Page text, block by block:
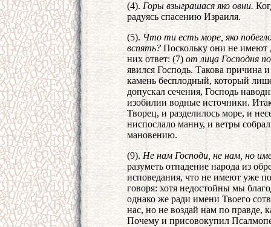
(4). Горы взыграшася яко овни.
радуясь спасению Израиля.
(5). Что ти есть море, яко
вспять? Поскольку они не имеют
них ответ: (7) от лица Господня
явился Господь. Такова причина
камень бесплодный, который
допускал сечения, Господь
изобилии водные источники.
Творец, и разделилось море, и
ниспослало манну, и ветры
мановению.
(9). Не нам Господи, не нам, но
разуметь отпадение народа из
исповедания, что не имеют уже
говоря: хотя недостойны мы
однако же ради имени Твоего
нас, но не воздай нам по правде,
Почему и присовокупил